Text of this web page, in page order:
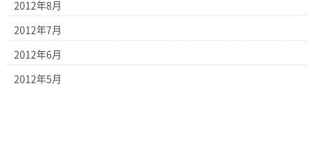
2012年8月
2012年7月
2012年6月
2012年5月